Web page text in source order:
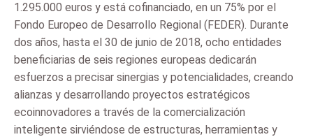
1.295.000 euros y está cofinanciado, en un 75% por el
Fondo Europeo de Desarrollo Regional (FEDER). Durante
dos años, hasta el 30 de junio de 2018, ocho entidades
beneficiarias de seis regiones europeas dedicarán
esfuerzos a precisar sinergias y potencialidades, creando
alianzas y desarrollando proyectos estratégicos
ecoinnovadores a través de la comercialización
inteligente sirviéndose de estructuras, herramientas y